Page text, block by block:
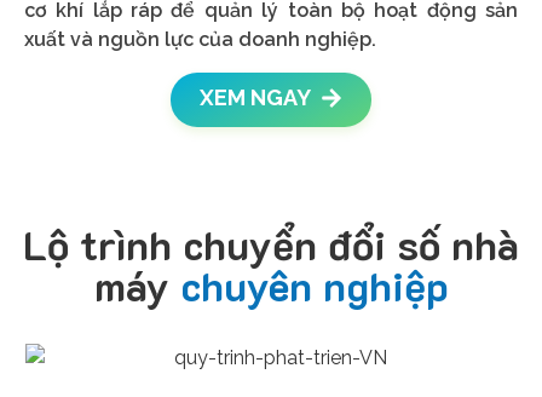
cơ khí lắp ráp để quản lý toàn bộ hoạt động sản
xuất và nguồn lực của doanh nghiệp.
XEM NGAY
Lộ trình chuyển đổi số nhà
máy chuyên nghiệp